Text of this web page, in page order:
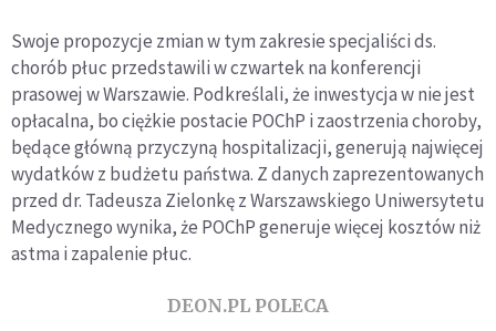
Swoje propozycje zmian w tym zakresie specjaliści ds.
chorób płuc przedstawili w czwartek na konferencji
prasowej w Warszawie. Podkreślali, że inwestycja w nie jest
opłacalna, bo ciężkie postacie POChP i zaostrzenia choroby,
będące główną przyczyną hospitalizacji, generują najwięcej
wydatków z budżetu państwa. Z danych zaprezentowanych
przed dr. Tadeusza Zielonkę z Warszawskiego Uniwersytetu
Medycznego wynika, że POChP generuje więcej kosztów niż
astma i zapalenie płuc.
DEON.PL POLECA